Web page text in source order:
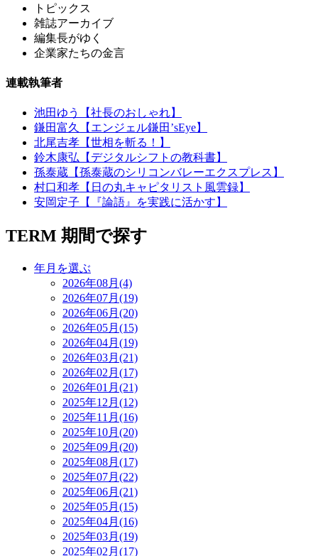
トピックス
雑誌アーカイブ
編集長がゆく
企業家たちの金言
連載執筆者
池田ゆう【社長のおしゃれ】
鎌田富久【エンジェル鎌田’sEye】
北尾吉孝【世相を斬る！】
鈴木康弘【デジタルシフトの教科書】
孫泰蔵【孫泰蔵のシリコンバレーエクスプレス】
村口和孝【日の丸キャピタリスト風雲録】
安岡定子【『論語』を実践に活かす】
TERM 期間で探す
年月を選ぶ
2026年08月(4)
2026年07月(19)
2026年06月(20)
2026年05月(15)
2026年04月(19)
2026年03月(21)
2026年02月(17)
2026年01月(21)
2025年12月(12)
2025年11月(16)
2025年10月(20)
2025年09月(20)
2025年08月(17)
2025年07月(22)
2025年06月(21)
2025年05月(15)
2025年04月(16)
2025年03月(19)
2025年02月(17)